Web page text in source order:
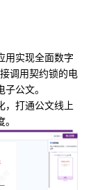
用实现全面数字
调用契约锁的电
公文。
，打通公文线上